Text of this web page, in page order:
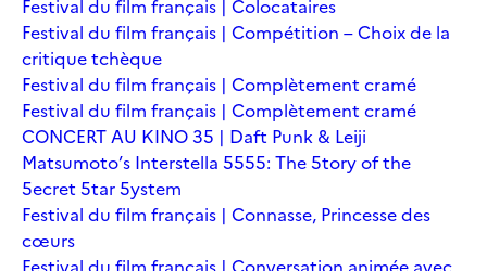
Festival du film français | Colocataires
Festival du film français | Compétition – Choix de la
critique tchèque
Festival du film français | Complètement cramé
Festival du film français | Complètement cramé
CONCERT AU KINO 35 | Daft Punk & Leiji
Matsumoto’s Interstella 5555: The 5tory of the
5ecret 5tar 5ystem
Festival du film français | Connasse, Princesse des
cœurs